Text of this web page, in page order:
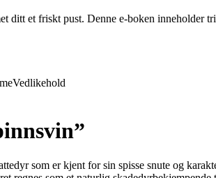
ditt et friskt pust. Denne e-boken inneholder
Vedlikehold
som er kjent for sin spisse snute og